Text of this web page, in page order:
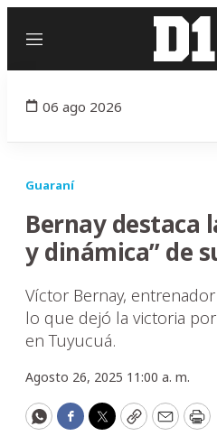
Menú
06 ago 2026
Guaraní
Bernay destaca
y dinámica” de
Víctor Bernay,
lo que dejó la victoria
en Tuyucuá.
Agosto 26, 2025 11:00 a. m.
WhatsApp
Facebook
Twitter
CopyEmail